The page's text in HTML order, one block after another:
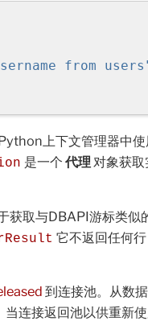
from
上下文管理器中使
是一个 代理 对象获
获取与DBAPI游标类
它不返回任何
到连接池。从数
连接返回池以供重新